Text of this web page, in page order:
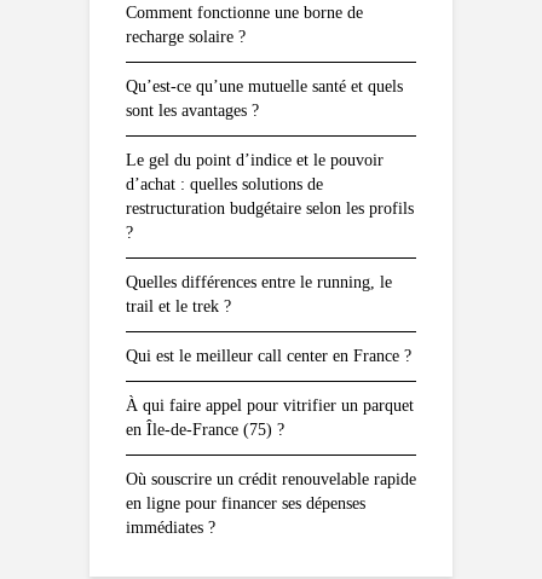
Comment fonctionne une borne de
recharge solaire ?
Qu’est-ce qu’une mutuelle santé et quels
sont les avantages ?
Le gel du point d’indice et le pouvoir
d’achat : quelles solutions de
restructuration budgétaire selon les profils
?
Quelles différences entre le running, le
trail et le trek ?
Qui est le meilleur call center en France ?
À qui faire appel pour vitrifier un parquet
en Île-de-France (75) ?
Où souscrire un crédit renouvelable rapide
en ligne pour financer ses dépenses
immédiates ?